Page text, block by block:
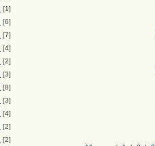
[1]
[6]
[7]
[4]
[2]
[3]
[8]
[3]
[4]
[2]
[2]